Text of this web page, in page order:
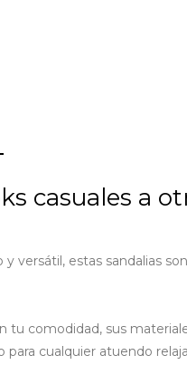
casuales a
versátil, estas sandalias
tu comodidad, sus
cualquier atuendo